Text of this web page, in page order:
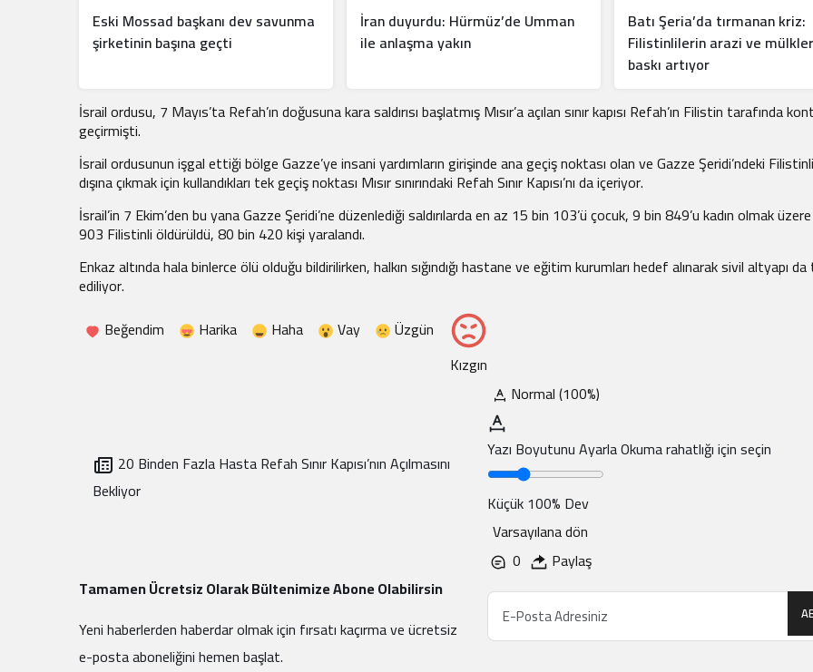
Eski Mossad başkanı dev savunma
şirketinin başına geçti
İran duyurdu: Hürmüz’de Umman
ile anlaşma yakın
Batı Şeria’da tırmanan kriz:
Filistinlilerin arazi ve
baskı artıyor
İsrail ordusu, 7 Mayıs’ta Refah’ın doğusuna kara saldırısı başlatmış Mısır’a açılan sınır kapısı Refah’ın Filistin tarafında
geçirmişti.
İsrail ordusunun işgal ettiği bölge Gazze’ye insani yardımların girişinde ana geçiş noktası olan ve Gazze Şeridi’ndeki
dışına çıkmak için kullandıkları tek geçiş noktası Mısır sınırındaki Refah Sınır Kapısı’nı da içeriyor.
İsrail’in 7 Ekim’den bu yana Gazze Şeridi’ne düzenlediği saldırılarda en az 15 bin 103’ü çocuk, 9 bin 849’u kadın olmak
903 Filistinli öldürüldü, 80 bin 420 kişi yaralandı.
Enkaz altında hala binlerce ölü olduğu bildirilirken, halkın sığındığı hastane ve eğitim kurumları hedef alınarak sivil altyapı
ediliyor.
Beğendim
Harika Haha Vay
Üzgün
Kızgın
20 Binden Fazla Hasta Refah Sınır Kapısı’nın Açılmasını
Bekliyor
Normal (100%)
Yazı Boyutunu AyarlaOkuma rahatlığı için seçin
Küçük100% Dev
Varsayılana dön
0
Paylaş
Tamamen Ücretsiz Olarak Bültenimize Abone Olabilirsin
Yeni haberlerden haberdar olmak için fırsatı kaçırma ve ücretsiz
e-posta aboneliğini hemen başlat.